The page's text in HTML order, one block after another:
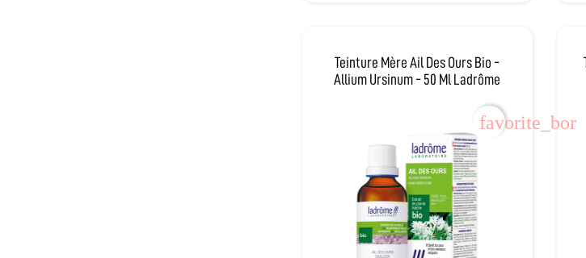
Teinture Mère Ail Des Ours Bio -
Allium Ursinum - 50 Ml Ladrôme